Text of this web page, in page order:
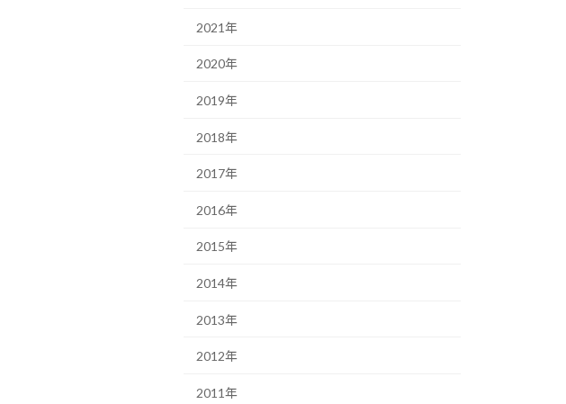
2021年
2020年
2019年
2018年
2017年
2016年
2015年
2014年
2013年
2012年
2011年